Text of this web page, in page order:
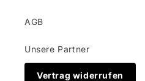
AGB
Unsere Partner
Vertrag widerrufen